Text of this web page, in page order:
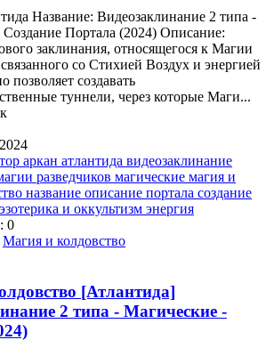
Название: Видеозаклинание 2 типа -
Портала (2024) Описание:
заклинания, относящегося к Магии
со Стихией Воздух и энергией
позволяет создавать
туннели, через которые Маги...
аркан атлантида видеозаклинание
разведчиков магические магия и
название описание портала создание
эзотерика и оккультизм энергия
0
Магия и колдовство
[Атлантида]
2 типа - Магические -